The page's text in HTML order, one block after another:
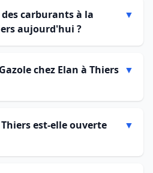
carburants à la
aujourd'hui ?
▼
chez Elan à Thiers ▼
est-elle ouverte
▼